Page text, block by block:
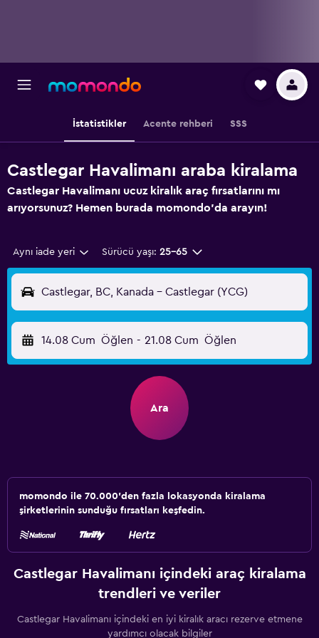
İstatistikler Acente rehberi SSS
Castlegar Havalimanı araba kiralama
Castlegar Havalimanı ucuz kiralık araç fırsatlarını mı
arıyorsunuz? Hemen burada momondo'da arayın!
Aynı iade yeri Sürücü yaşı: 25-65
Castlegar, BC, Kanada - Castlegar (YCG)
14.08 Cum Öğlen - 21.08 Cum Öğlen
Ara
momondo ile 70.000'den fazla lokasyonda kiralama
şirketlerinin sunduğu fırsatları keşfedin.
Castlegar Havalimanı içindeki araç kiralama
trendleri ve veriler
Castlegar Havalimanı içindeki en iyi kiralık aracı rezerve etmene
yardımcı olacak bilgiler